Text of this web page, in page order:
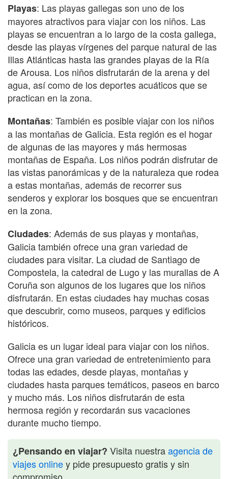
Playas: Las playas gallegas son uno de los
mayores atractivos para viajar con los niños. Las
playas se encuentran a lo largo de la costa gallega,
desde las playas vírgenes del parque natural de las
Illas Atlánticas hasta las grandes playas de la Ría
de Arousa. Los niños disfrutarán de la arena y del
agua, así como de los deportes acuáticos que se
practican en la zona.
Montañas: También es posible viajar con los niños
a las montañas de Galicia. Esta región es el hogar
de algunas de las mayores y más hermosas
montañas de España. Los niños podrán disfrutar de
las vistas panorámicas y de la naturaleza que rodea
a estas montañas, además de recorrer sus
senderos y explorar los bosques que se encuentran
en la zona.
Ciudades: Además de sus playas y montañas,
Galicia también ofrece una gran variedad de
ciudades para visitar. La ciudad de Santiago de
Compostela, la catedral de Lugo y las murallas de A
Coruña son algunos de los lugares que los niños
disfrutarán. En estas ciudades hay muchas cosas
que descubrir, como museos, parques y edificios
históricos.
Galicia es un lugar ideal para viajar con los niños.
Ofrece una gran variedad de entretenimiento para
todas las edades, desde playas, montañas y
ciudades hasta parques temáticos, paseos en barco
y mucho más. Los niños disfrutarán de esta
hermosa región y recordarán sus vacaciones
durante mucho tiempo.
¿Pensando en viajar? Visita nuestraagencia de
viajes onliney pide presupuesto gratis y sin
compromiso.